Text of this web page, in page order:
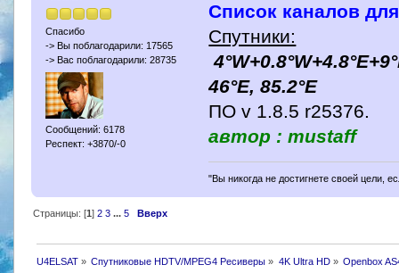
Спасибо
-> Вы поблагодарили: 17565
-> Вас поблагодарили: 28735
Сообщений: 6178
Респект: +3870/-0
Список каналов
Спутники:
46°E, 85.2°E
ПО v 1.8.5 r25376.
автор : mustaff
"Вы никогда не достигнете своей цели,
Страницы: [1] 2 3 ... 5 Вверх
U4ELSAT» Спутниковые HDTV/MPEG4 Ресиверы » 4K Ultra HD» Openbox